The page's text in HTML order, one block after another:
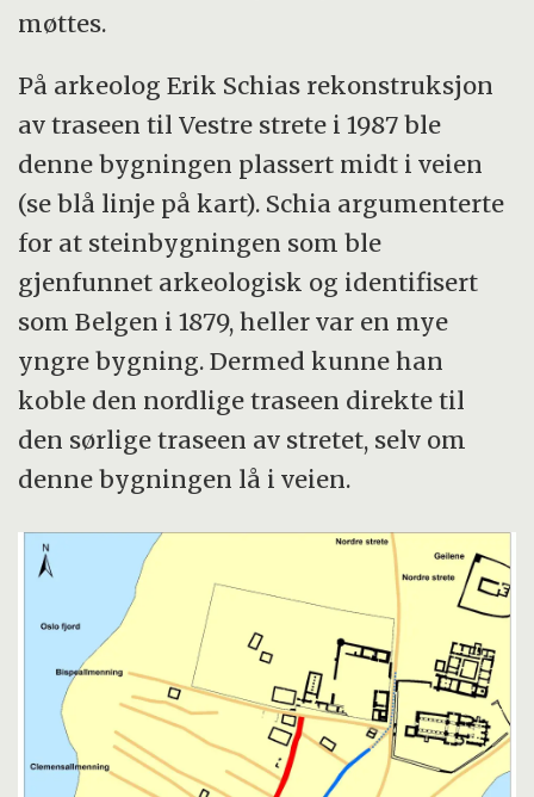
møttes.
På arkeolog Erik Schias rekonstruksjon
av traseen til Vestre strete i 1987 ble
denne bygningen plassert midt i veien
(se blå linje på kart). Schia argumenterte
for at steinbygningen som ble
gjenfunnet arkeologisk og identifisert
som Belgen i 1879, heller var en mye
yngre bygning. Dermed kunne han
koble den nordlige traseen direkte til
den sørlige traseen av stretet, selv om
denne bygningen lå i veien.